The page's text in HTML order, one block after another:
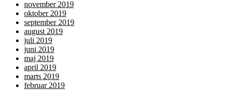
november 2019
oktober 2019
september 2019
august 2019
juli 2019
juni 2019
maj 2019
april 2019
marts 2019
februar 2019